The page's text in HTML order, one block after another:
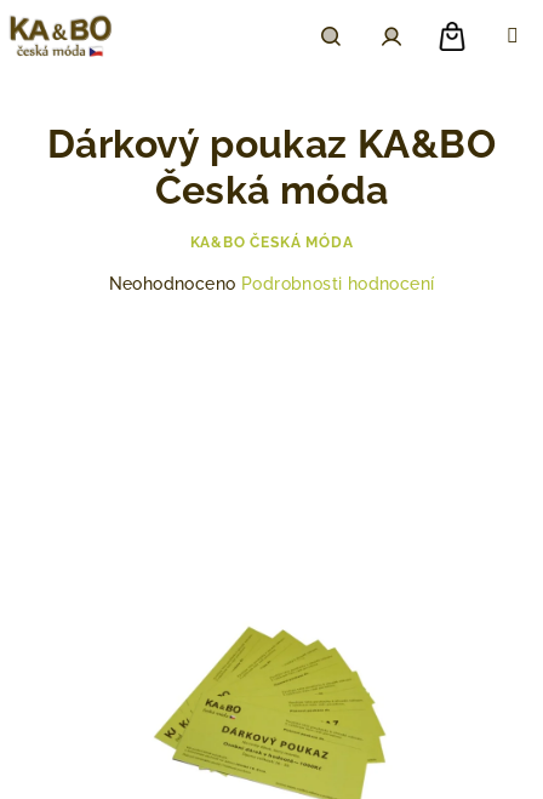
na
obsah
košík
Dárkový poukaz KA&BO
Česká móda
KA&BO ČESKÁ MÓDA
Neohodnoceno Podrobnosti hodnocení